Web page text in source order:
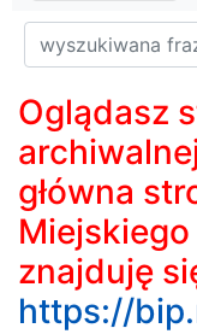
Oglądasz
główna
znajduję
https://